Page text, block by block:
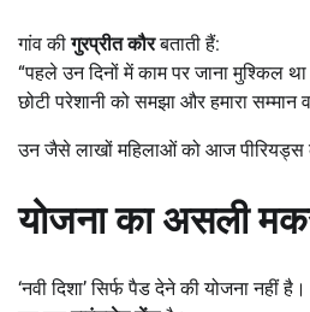
गांव कीगुरप्रीत कौरबताती हैं:
“पहले उन दिनों में काम पर जाना मुश्किल
छोटी परेशानी को समझा और हमारा सम्मान
उन जैसे लाखों महिलाओं को आज पीरियड्स
योजना का असली
‘नवी दिशा’ सिर्फ पैड देने की योजना नहीं है।